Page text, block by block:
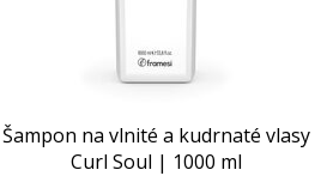
Šampon na vlnité a kudrnaté vlasy
Curl Soul | 1000 ml